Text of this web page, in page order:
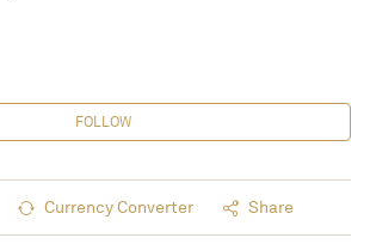
FOLLOW
Currency Converter Share